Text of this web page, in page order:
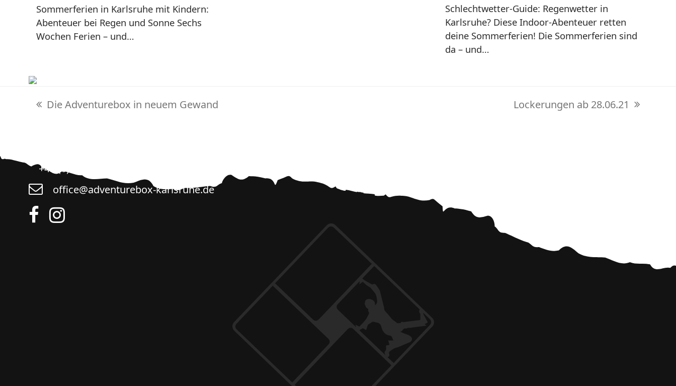
Sommerferien in Karlsruhe mit Kindern:
Abenteuer bei Regen und Sonne Sechs
Wochen Ferien – und…
Schlechtwetter-Guide: Regenwetter in
Karlsruhe? Diese Indoor-Abenteuer retten
deine Sommerferien! Die Sommerferien sind
da – und…
vorheriger
Die Adventurebox in neuem Gewand
Nächster
Lockerungen ab 28.06.21
Adventurebox Karlsruhe
+49 (0) 721 / 60 99 76 60
office@adventurebox-karlsruhe.de
Facebook
Instagram
Impressum|AGB|Datenschutz